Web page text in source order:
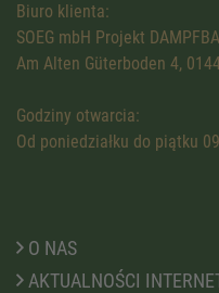
Biuro klienta:
SOEG mbH Projekt
Am Alten Güterboden 4,
Godziny otwarcia:
Od poniedziałku do piątku
O NAS
AKTUALNOŚCI